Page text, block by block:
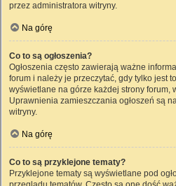
przez administratora witryny.
Na górę
Co to są ogłoszenia?
Ogłoszenia często zawierają ważne
forum i należy je przeczytać, gdy tylko jest
wyświetlane na górze każdej strony forum,
Uprawnienia zamieszczania ogłoszeń są
witryny.
Na górę
Co to są przyklejone tematy?
Przyklejone tematy są wyświetlane pod